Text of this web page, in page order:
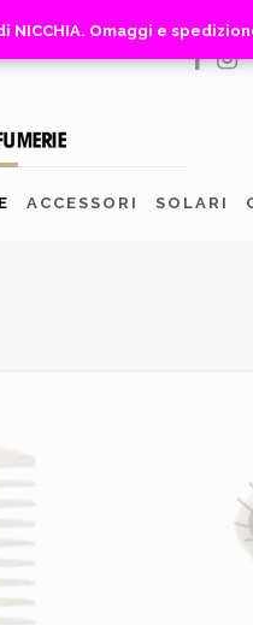
ACCESSORI SOLARI
NICCHIA. Omaggi e
NICCHIA. Omaggi e